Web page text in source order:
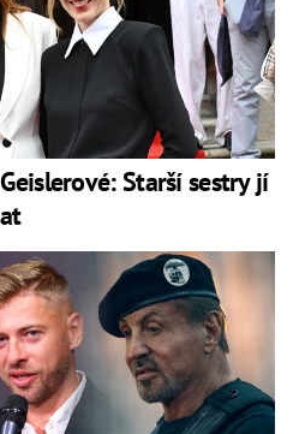
Starší sestry jí